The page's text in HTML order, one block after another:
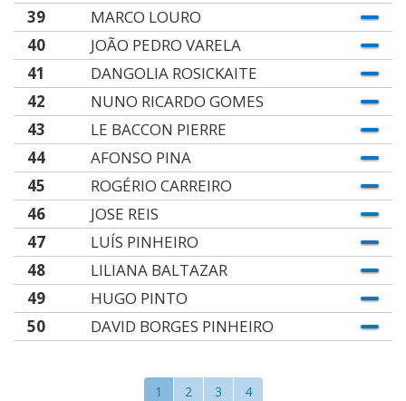
39
MARCO LOURO
40
JOÃO PEDRO VARELA
41
DANGOLIA ROSICKAITE
42
NUNO RICARDO GOMES
43
LE BACCON PIERRE
44
AFONSO PINA
45
ROGÉRIO CARREIRO
46
JOSE REIS
47
LUÍS PINHEIRO
48
LILIANA BALTAZAR
49
HUGO PINTO
50
DAVID BORGES PINHEIRO
1 2 3 4